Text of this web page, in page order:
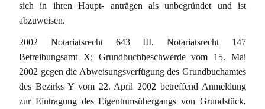
sich in ihren Haupt- anträgen als unbegründet und ist
abzuweisen.
2002 Notariatsrecht 643 III. Notariatsrecht 147
Betreibungsamt X; Grundbuchbeschwerde vom 15. Mai
2002 gegen die Abweisungsverfügung des Grundbuchamtes
des Bezirks Y vom 22. April 2002 betreffend Anmeldung
zur Eintragung des Eigentumsübergangs von Grundstück,